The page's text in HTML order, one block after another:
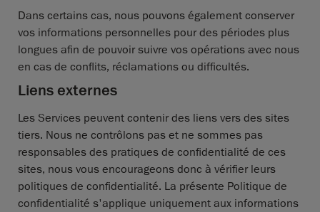
Dans certains cas, nous pouvons également conserver
vos informations personnelles pour des périodes plus
longues afin de pouvoir suivre vos opérations avec nous
en cas de conflits, réclamations ou difficultés.
Liens externes
Les Services peuvent contenir des liens vers des sites
tiers. Nous ne contrôlons pas et ne sommes pas
responsables des pratiques de confidentialité de ces
sites, nous vous encourageons donc à vérifier leurs
politiques de confidentialité. La présente Politique de
confidentialité s'applique uniquement aux informations